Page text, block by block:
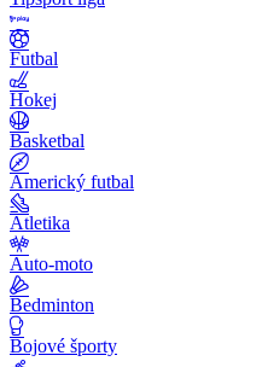
Futbal
Hokej
Basketbal
Americký futbal
Atletika
Auto-moto
Bedminton
Bojové športy